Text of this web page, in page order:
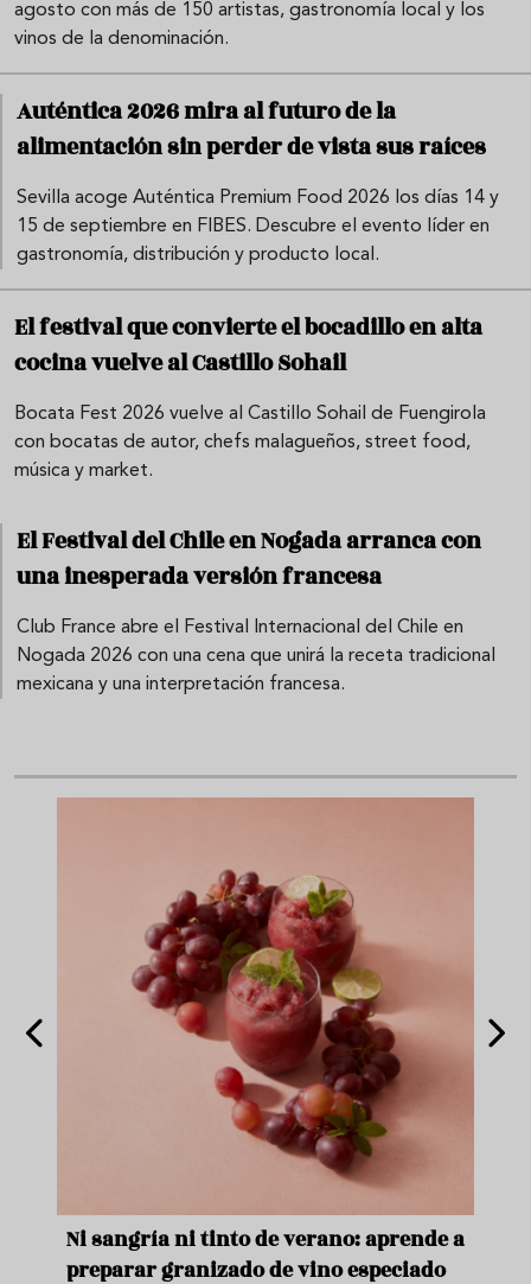
agosto con más de 150 artistas, gastronomía local y los
vinos de la denominación.
Auténtica 2026 mira al futuro de la
alimentación sin perder de vista sus raíces
Sevilla acoge Auténtica Premium Food 2026 los días 14 y
15 de septiembre en FIBES. Descubre el evento líder en
gastronomía, distribución y producto local.
El festival que convierte el bocadillo en alta
cocina vuelve al Castillo Sohail
Bocata Fest 2026 vuelve al Castillo Sohail de Fuengirola
con bocatas de autor, chefs malagueños, street food,
música y market.
El Festival del Chile en Nogada arranca con
una inesperada versión francesa
Club France abre el Festival Internacional del Chile en
Nogada 2026 con una cena que unirá la receta tradicional
mexicana y una interpretación francesa.
Ni sangría ni tinto de verano: aprende a
preparar granizado de vino especiado